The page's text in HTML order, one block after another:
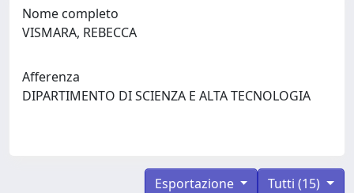
Nome completo
VISMARA, REBECCA
Afferenza
DIPARTIMENTO DI SCIENZA E ALTA TECNOLOGIA
Tutti (15)
Esportazione